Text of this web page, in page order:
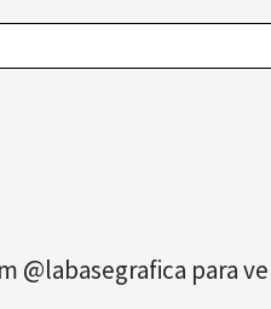
@labasegrafica para